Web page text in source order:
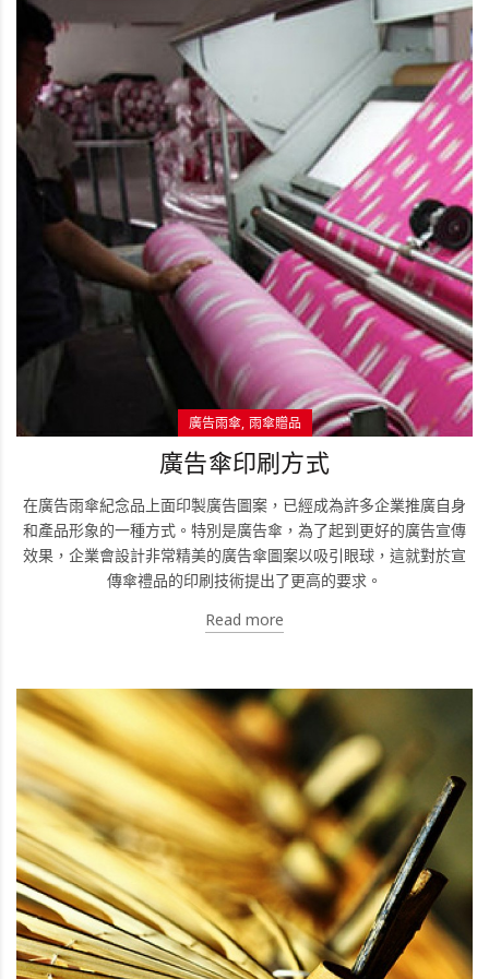
廣告雨傘 雨傘贈品
廣告傘印刷方式
在廣告雨傘紀念品上面印製廣告圖案，已經成為許多企業推廣自身
和產品形象的一種方式。特別是廣告傘，為了起到更好的廣告宣傳
效果，企業會設計非常精美的廣告傘圖案以吸引眼球，這就對於宣
傳傘禮品的印刷技術提出了更高的要求。
Read more